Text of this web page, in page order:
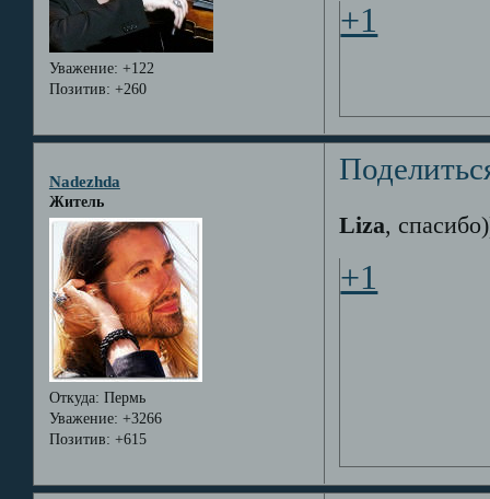
Уважение: +122
Позитив: +260
+1
Nadezhda
Житель
Откуда: Пермь
Уважение: +3266
Позитив: +615
Liza,
+1